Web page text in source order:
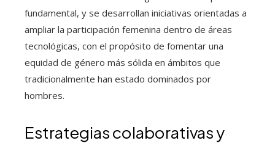
fundamental, y se desarrollan iniciativas orientadas a
ampliar la participación femenina dentro de áreas
tecnológicas, con el propósito de fomentar una
equidad de género más sólida en ámbitos que
tradicionalmente han estado dominados por
hombres.
Estrategias colaborativas y